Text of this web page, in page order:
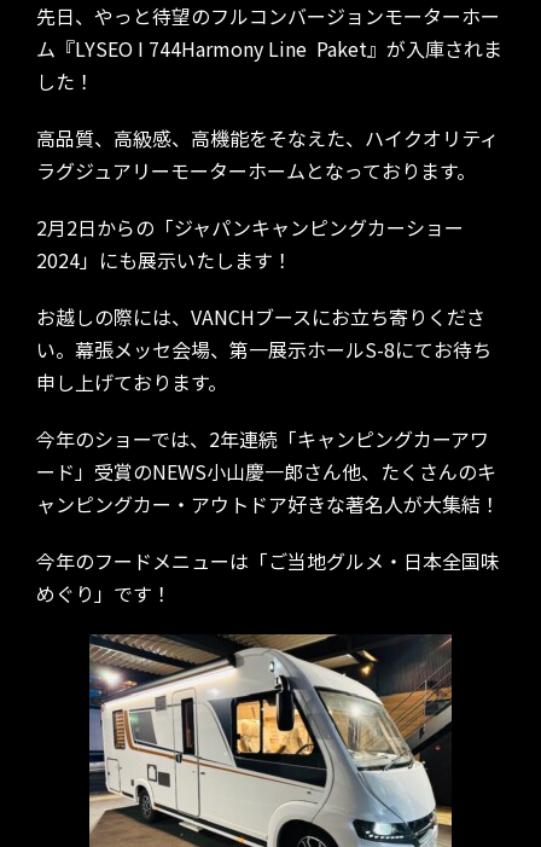
メンテナンス
最新情報
お問い合わせ
先日、やっと待望のフルコンバージョンモーターホー
ム『LYSEO I 744Harmony Line Paket』が入庫されま
した！
高品質、高級感、高機能をそなえた、ハイクオリティ
ラグジュアリーモーターホームとなっております。
2月2日からの「ジャパンキャンピングカーショー
2024」にも展示いたします！
お越しの際には、VANCHブースにお立ち寄りくださ
い。幕張メッセ会場、第一展示ホールS-8にてお待ち
申し上げております。
今年のショーでは、2年連続「キャンピングカーアワ
ード」受賞のNEWS小山慶一郎さん他、たくさんのキ
ャンピングカー・アウトドア好きな著名人が大集結！
今年のフードメニューは「ご当地グルメ・日本全国味
めぐり」です！